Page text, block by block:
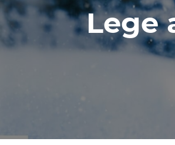
Lege